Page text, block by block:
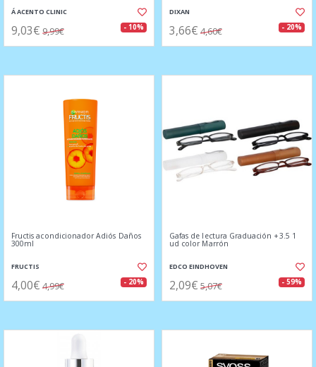
Á ACENTO CLINIC
9,03€ 9,99€ - 10%
DIXAN
3,66€ 4,60€ - 20%
Fructis acondicionador Adiós Daños
300ml
FRUCTIS
4,00€ 4,99€ - 20%
Gafas de lectura Graduación +3.5 1
ud color Marrón
EDCO EINDHOVEN
2,09€ 5,07€ - 59%